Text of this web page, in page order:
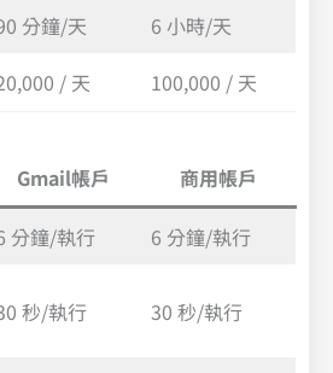
分鐘/天
6 小時/天
/ 天
100,000 / 天
Gmail帳戶 商用帳戶
分鐘/執行
6 分鐘/執行
秒/執行 30 秒/執行